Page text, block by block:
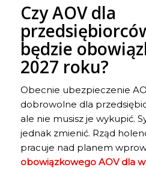
Czy AOV dla
będzie
2027 roku?
Obecnie ubezpieczenie
dobrowolne dla
ale nie musisz je wykupić.
jednak zmienić. Rząd
pracuje nad planem
obowiązkowego AOV dla